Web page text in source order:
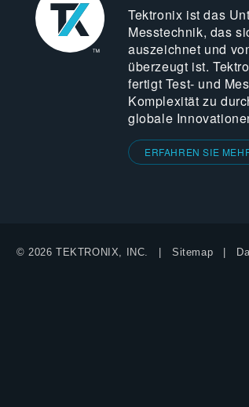
Tektronix ist das
Messtechnik, das
auszeichnet und
überzeugt ist.
fertigt Test- und
Komplexität zu
globale
ERFAHREN SIE
© 2026 TEKTRONIX, INC. Sitemap